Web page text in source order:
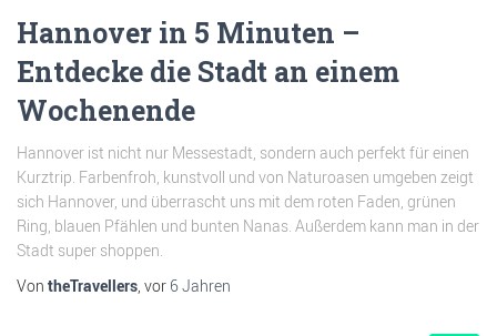
Hannover in 5 Minuten –
Entdecke die Stadt an einem
Wochenende
Hannover ist nicht nur Messestadt, sondern auch perfekt für einen
Kurztrip. Farbenfroh, kunstvoll und von Naturoasen umgeben zeigt
sich Hannover, und überrascht uns mit dem roten Faden, grünen
Ring, blauen Pfählen und bunten Nanas. Außerdem kann man in der
Stadt super shoppen.
Von theTravellers , vor 6 Jahren